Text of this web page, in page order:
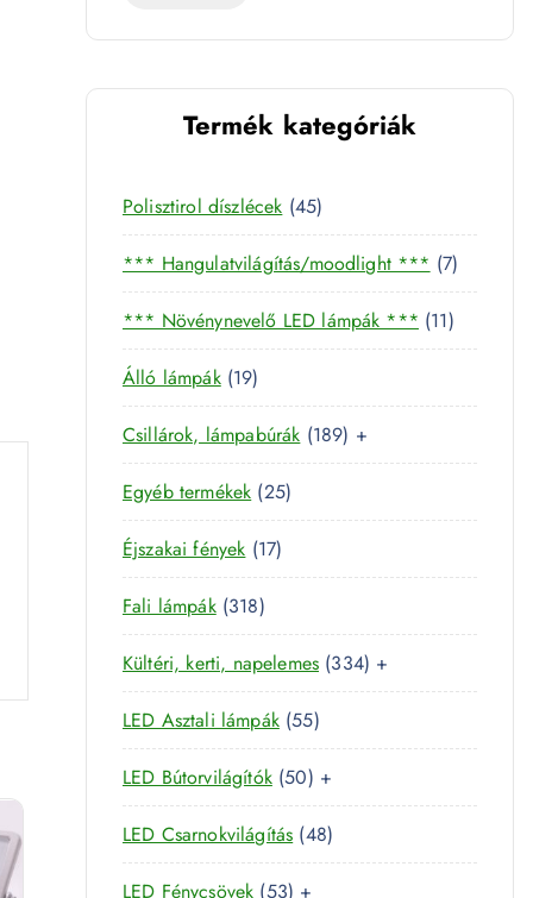
mennyiség Termék kategóriák
Polisztirol díszlécek 454
5
t
e
r
k
*** Hangulatvilágítás/moodlight *** 77
t
e
r
*** Növénynevelő LED lámpák *** 111
1
e
Álló lámpák 191
9
t
e
r
m
é
k
Csillárok, lámpabúrák 1891
8
t
é
k
+
Egyéb termékek 252
5
e
k
Éjszakai fények 171
7
e
r
m
k
Fali lámpák 3183
1
8
t
e
r
é
k
Kültéri, kerti, napelemes 3343
3
t
+
LED Asztali lámpák 555
5
t
e
r
LED Bútorvilágítók 505
0
t
e
+
LED Csarnokvilágítás 484
8
LED Fénycsövek 535 +